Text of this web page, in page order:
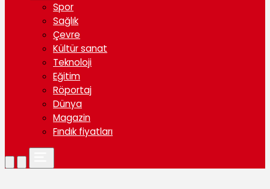
Spor
Sağlık
Çevre
Kültür sanat
Teknoloji
Eğitim
Röportaj
Dünya
Magazin
Fındık fiyatları